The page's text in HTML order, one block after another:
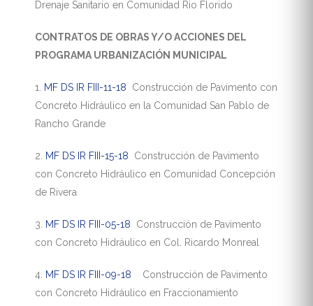
Drenaje Sanitario en Comunidad Rio Florido
CONTRATOS DE OBRAS Y/O ACCIONES DEL
PROGRAMA URBANIZACIÓN MUNICIPAL
1. MF DS IR FIII-11-18
Construcción de Pavimento con
Concreto Hidráulico en la Comunidad San Pablo de
Rancho Grande
2. MF DS IR FIII-15-18
Construcción de Pavimento
con Concreto Hidráulico en Comunidad Concepción
de Rivera
3. MF DS IR FIII-05-18
Construcción de Pavimento
con Concreto Hidráulico en Col. Ricardo Monreal
4. MF DS IR FIII-09-18
Construcción de Pavimento
con Concreto Hidráulico en Fraccionamiento